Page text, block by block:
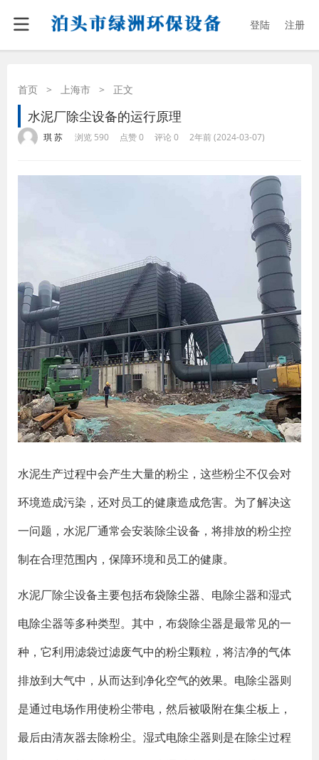
登陆 注册
首页 > 上海市 > 正文
水泥厂除尘设备的运行原理
琪 苏 浏览 590 点赞 0 评论 0 2年前 (2024-03-07)
水泥生产过程中会产生大量的粉尘，这些粉尘不仅会对
环境造成污染，还对员工的健康造成危害。为了解决这
一问题，水泥厂通常会安装除尘设备，将排放的粉尘控
制在合理范围内，保障环境和员工的健康。
水泥厂除尘设备主要包括布袋除尘器、电除尘器和湿式
电除尘器等多种类型。其中，布袋除尘器是最常见的一
种，它利用滤袋过滤废气中的粉尘颗粒，将洁净的气体
排放到大气中，从而达到净化空气的效果。电除尘器则
是通过电场作用使粉尘带电，然后被吸附在集尘板上，
最后由清灰器去除粉尘。湿式电除尘器则是在除尘过程